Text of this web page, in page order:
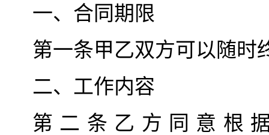
一、合同期限
第一条甲乙双方可以随时
二、工作内容
第二条乙方同意根